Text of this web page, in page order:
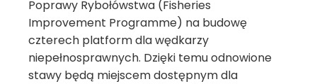
Poprawy Rybołówstwa (Fisheries
Improvement Programme) na budowę
czterech platform dla wędkarzy
niepełnosprawnych. Dzięki temu odnowione
stawy będą miejscem dostępnym dla